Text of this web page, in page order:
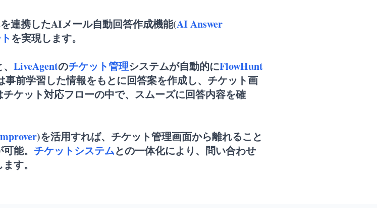
連携したAIメール自動回答作成機能(AI Answer
を実現します。
LiveAgentのチケット管理システムが自動的にFlowHunt
前学習した情報をもとに回答案を作成し、チケット画
ケット対応フローの中で、スムーズに回答内容を確
)を活用すれば、チケット管理画面から離れること
能。 チケットシステムとの一体化により、問い合わせ
す。